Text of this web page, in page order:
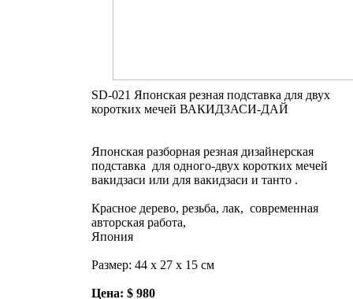
SD-021 Японская резная подставка для двух
коротких мечей ВАКИДЗАСИ-ДАЙ
Японская разборная резная дизайнерская
подставка для одного-двух коротких мечей
вакидзаси или для вакидзаси и танто .
Красное дерево, резьба, лак, современная
авторская работа,
Япония
Размер: 44 x 27 х 15 см
Цена: $ 980